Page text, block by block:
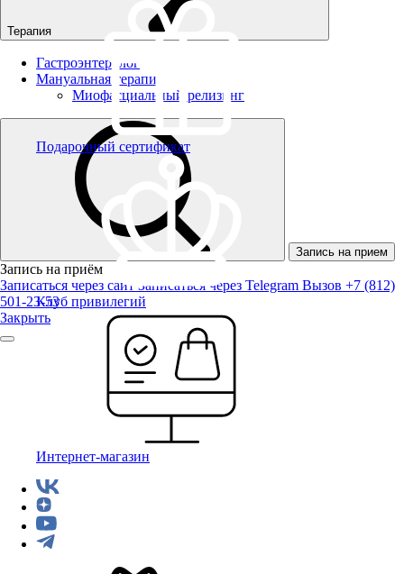
Терапия
Гастроэнтеролог
Мануальная терапия
Миофасциальный релизинг
Запись на прием
Запись на приём
Записаться через сайт Записаться через Telegram Вызов +7 (812)
501-23-53
Закрыть
Подарочный сертификат
Клуб привилегий
Интернет-магазин